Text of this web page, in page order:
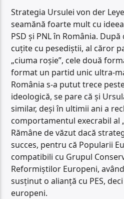
Strategia Ursulei von der
seamănă foarte mult cu
PSD și PNL în România.
cuțite cu pesediștii, al căror
„ciuma roșie”, cele două
format un partid unic ultra-
România s-a putut trece
ideologică, se pare că și
similar, deși în ultimii ani a
comportamentul execrabil al
Rămâne de văzut dacă
succes, pentru că Popularii
compatibili cu Grupul
Reformiștilor Europeni,
susținut o alianță cu PES,
europeni.